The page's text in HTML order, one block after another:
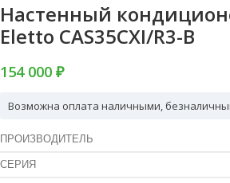
Настенный
Eletto CAS35CXI/R3-B
154 000 ₽
Возможна оплата наличными,
ПРОИЗВОДИТЕЛЬ
СЕРИЯ